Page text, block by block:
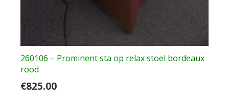
260106 – Prominent sta op relax stoel bordeaux
rood
€825.00